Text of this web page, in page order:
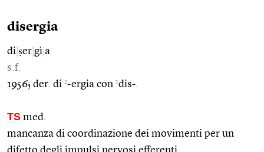
disergia
di ṣer gì a
s.f.
1956; der. di 2-ergia con 1dis-.
TS med.
mancanza di coordinazione dei movimenti per un